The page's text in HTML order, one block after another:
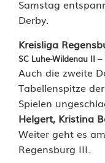
d
e
n
a
u
f
e
Samstag
Derby.
Kreisliga
SC Luhe-Wildenau II
Auch die zweite
Tabellenspitze
Spielen
Helgert, Kristina
Weiter geht es
Regensburg III.